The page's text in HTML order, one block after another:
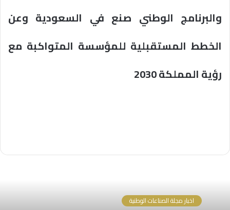
والبرنامج الوطني صنع في السعودية وعن
الخطط المستقبلية للمؤسسة المتواكبة مع
رؤية المملكة 2030
اخبار مجلة الصناعات الوطنية